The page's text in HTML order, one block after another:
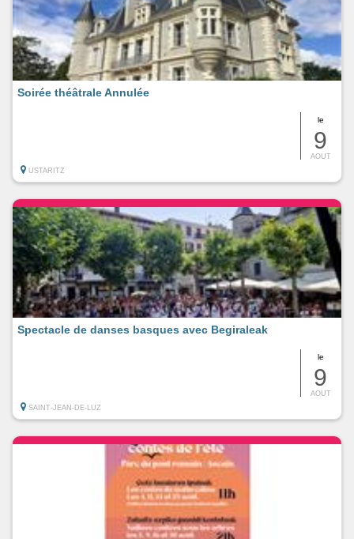
le
9
AOUT
Soirée théâtrale Annulée
USTARITZ
le
9
AOUT
Spectacle de danses basques avec Begiraleak
SAINT-JEAN-DE-LUZ